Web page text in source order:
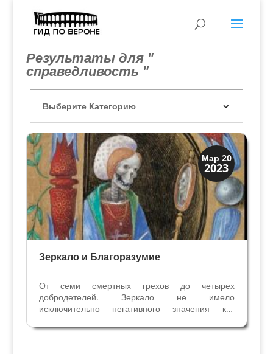
Результаты для "
справедливость "
Мар 20
2023
Искусство
Символы
Зеркало и Благоразумие
От семи смертных грехов до четырех
добродетелей. Зеркало не имело
исключительно негативного значения как
времени. Читайте в статье Зеркало – блеск